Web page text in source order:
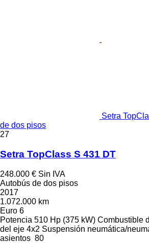
Setra
de dos pisos
27
Setra TopClass S 431 DT
248.000 € Sin IVA
Autobús de dos pisos
2017
1.072.000 km
Euro 6
Potencia 510 Hp (375 kW) Combustible
del eje 4x2 Suspensión neumática/
asientos 80